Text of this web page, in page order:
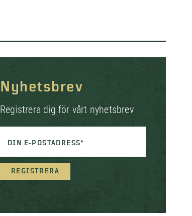
Nyhetsbrev
Registrera dig för vårt nyhetsbrev
DIN E-POSTADRESS*
REGISTRERA